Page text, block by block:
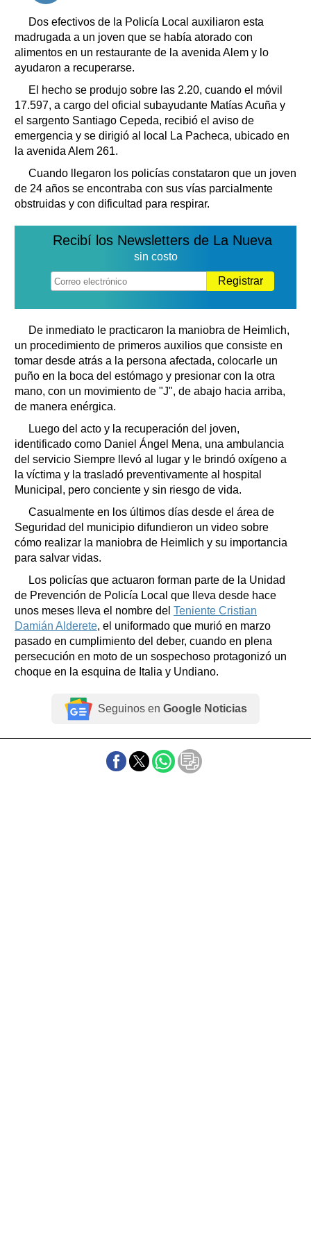
Suplementos
Servicios
Farmacias
Loterías
Datos Útiles
Fúnebres
Teléfonos de urgencia
Dos efectivos de la Policía Local auxiliaron esta
madrugada a un joven que se había atorado con
alimentos en un restaurante de la avenida Alem y lo
ayudaron a recuperarse.
El hecho se produjo sobre las 2.20, cuando el móvil
17.597, a cargo del oficial subayudante Matías Acuña y
el sargento Santiago Cepeda, recibió el aviso de
emergencia y se dirigió al local La Pacheca, ubicado en
la avenida Alem 261.
Cuando llegaron los policías constataron que un joven
de 24 años se encontraba con sus vías parcialmente
obstruidas y con dificultad para respirar.
Recibí los Newsletters de La Nueva
sin costo
Registrar
De inmediato le practicaron la maniobra de Heimlich,
un procedimiento de primeros auxilios que consiste en
tomar desde atrás a la persona afectada, colocarle un
puño en la boca del estómago y presionar con la otra
mano, con un movimiento de "J", de abajo hacia arriba,
de manera enérgica.
Luego del acto y la recuperación del joven,
identificado como Daniel Ángel Mena, una ambulancia
del servicio Siempre llevó al lugar y le brindó oxígeno a
la víctima y la trasladó preventivamente al hospital
Municipal, pero conciente y sin riesgo de vida.
Casualmente en los últimos días desde el área de
Seguridad del municipio difundieron un video sobre
cómo realizar la maniobra de Heimlich y su importancia
para salvar vidas.
Los policías que actuaron forman parte de la Unidad
de Prevención de Policía Local que lleva desde hace
unos meses lleva el nombre del Teniente Cristian
Damián Alderete, el uniformado que murió en marzo
pasado en cumplimiento del deber, cuando en plena
persecución en moto de un sospechoso protagonizó un
choque en la esquina de Italia y Undiano.
Seguinos en Google Noticias